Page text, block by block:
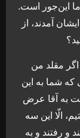
این‌جور است.
آمدند، از
مقلد من
که شما به این
به آقا عرض
الّا این سه
و رفتند و به